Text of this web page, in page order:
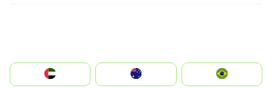
الإمارات العربية المتحدة